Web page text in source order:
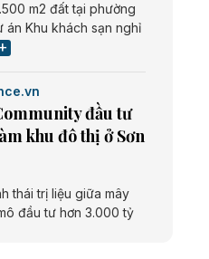
m2 đất tại phường
án Khu khách sạn nghỉ
đầu tư
khu đô thị ở Sơn
thái trị liệu giữa mây
đầu tư hơn 3.000 tỷ